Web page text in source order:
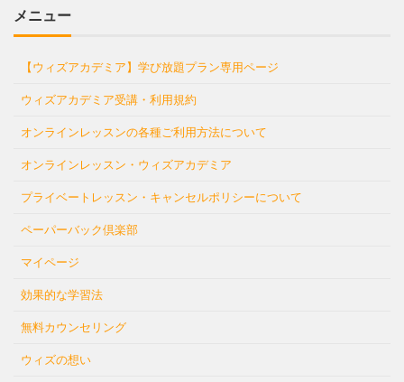
メニュー
【ウィズアカデミア】学び放題プラン専用ページ
ウィズアカデミア受講・利用規約
オンラインレッスンの各種ご利用方法について
オンラインレッスン・ウィズアカデミア
プライベートレッスン・キャンセルポリシーについて
ペーパーバック倶楽部
マイページ
効果的な学習法
無料カウンセリング
ウィズの想い